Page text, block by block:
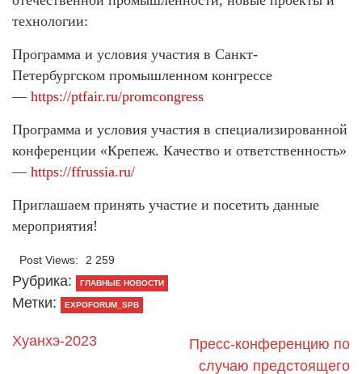
технологии:
Программа и условия участия в Санкт-
Петербургском промышленном конгрессе
— https://ptfair.ru/promcongress
Программа и условия участия в специализированной
конференции «Крепеж. Качество и ответственность»
— https://ffrussia.ru/
Приглашаем принять участие и посетить данные
мероприятия!
Post Views: 2 259
Рубрика: ГЛАВНЫЕ НОВОСТИ
Метки: EXPOFORUM_SPB
Хуанхэ-2023
Пресс-конференцию по
случаю предстоящего